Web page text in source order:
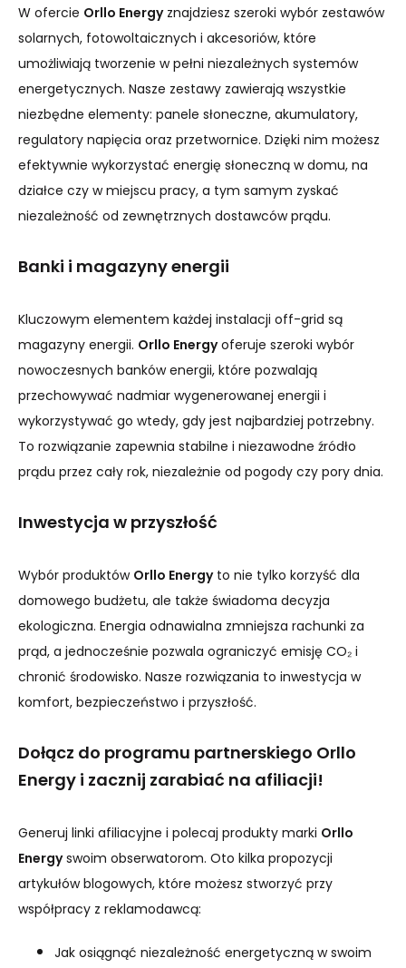
W ofercie Orllo Energyznajdziesz szeroki wybór zestawów
solarnych, fotowoltaicznych i akcesoriów, które
umożliwiają tworzenie w pełni niezależnych systemów
energetycznych. Nasze zestawy zawierają wszystkie
niezbędne elementy: panele słoneczne, akumulatory,
regulatory napięcia oraz przetwornice. Dzięki nim możesz
efektywnie wykorzystać energię słoneczną w domu, na
działce czy w miejscu pracy, a tym samym zyskać
niezależność od zewnętrznych dostawców prądu.
Banki i magazyny energii
Kluczowym elementem każdej instalacji off-grid są
magazyny energii. Orllo Energyoferuje szeroki wybór
nowoczesnych banków energii, które pozwalają
przechowywać nadmiar wygenerowanej energii i
wykorzystywać go wtedy, gdy jest najbardziej potrzebny.
To rozwiązanie zapewnia stabilne i niezawodne źródło
prądu przez cały rok, niezależnie od pogody czy pory dnia.
Inwestycja w przyszłość
Wybór produktów Orllo Energyto nie tylko korzyść dla
domowego budżetu, ale także świadoma decyzja
ekologiczna. Energia odnawialna zmniejsza rachunki za
prąd, a jednocześnie pozwala ograniczyć emisję CO₂ i
chronić środowisko. Nasze rozwiązania to inwestycja w
komfort, bezpieczeństwo i przyszłość.
Dołącz do programu partnerskiego Orllo
Energy i zacznij zarabiać na afiliacji!
Generuj linki afiliacyjne i polecaj produkty marki Orllo
Energyswoim obserwatorom. Oto kilka propozycji
artykułów blogowych, które możesz stworzyć przy
współpracy z reklamodawcą:
Jak osiągnąć niezależność energetyczną w swoim